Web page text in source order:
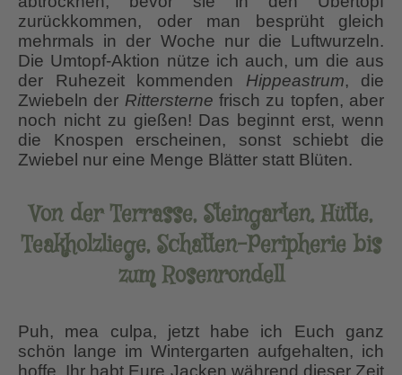
zurückkommen, oder man besprüht gleich
mehrmals in der Woche nur die Luftwurzeln.
Die Umtopf-Aktion nütze ich auch, um die aus
der Ruhezeit kommenden Hippeastrum, die
Zwiebeln der Rittersterne frisch zu topfen, aber
noch nicht zu gießen! Das beginnt erst, wenn
die Knospen erscheinen, sonst schiebt die
Zwiebel nur eine Menge Blätter statt Blüten.
Von der Terrasse, Steingarten, Hütte,
Teakholzliege, Schatten-Peripherie bis
zum Rosenrondell
Puh, mea culpa, jetzt habe ich Euch ganz
schön lange im Wintergarten aufgehalten, ich
hoffe, Ihr habt Eure Jacken während dieser Zeit